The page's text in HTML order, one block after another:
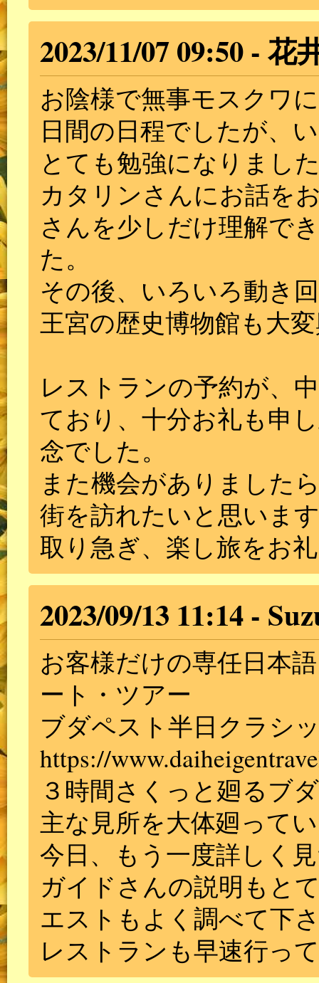
2023/11/07 09:50 花
お陰様で無事モスクワ
日間の日程でしたが、
とても勉強になりまし
カタリンさんにお話を
さんを少しだけ理解で
た。
その後、いろいろ動き
王宮の歴史博物館も大
レストランの予約が、
ており、十分お礼も申
念でした。
また機会がありました
街を訪れたいと思いま
取り急ぎ、楽し旅をお
2023/09/13 11:14
お客様だけの専任日本
ート・ツアー
ブダペスト半日クラシ
https://
３時間さくっと廻るブ
主な見所を大体廻って
今日、もう一度詳しく
ガイドさんの説明もと
エストもよく調べて下
レストランも早速行っ